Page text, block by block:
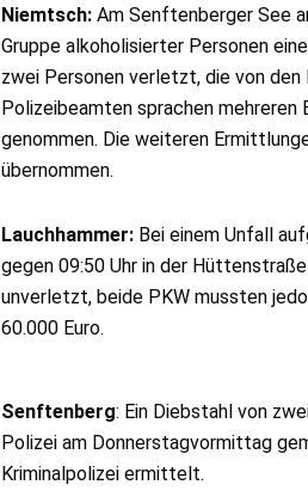
Niemtsch: Am Senftenberger See
Gruppe alkoholisierter Personen
zwei Personen verletzt, die von
Polizeibeamten sprachen
genommen. Die weiteren
übernommen.
Lauchhammer: Bei einem Unfall
gegen 09:50 Uhr in der Hüttenstraße
unverletzt, beide PKW mussten
60.000 Euro.
Senftenberg: Ein Diebstahl von
Polizei am Donnerstagvormittag
Kriminalpolizei ermittelt.